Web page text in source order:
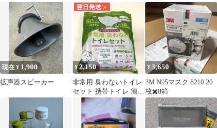
源 EcoFlow RIVER2
メガネ 防災2点セット
6個セット個数相談可
現在 ¥ 1,900
拡声器スピーカー
¥2,150
非常用 臭わないトイレ
セット 携帯トイレ 簡易
トイレ 60回分 15年保存
¥3,650
3M N95マスク 8210 20
枚✖️8箱